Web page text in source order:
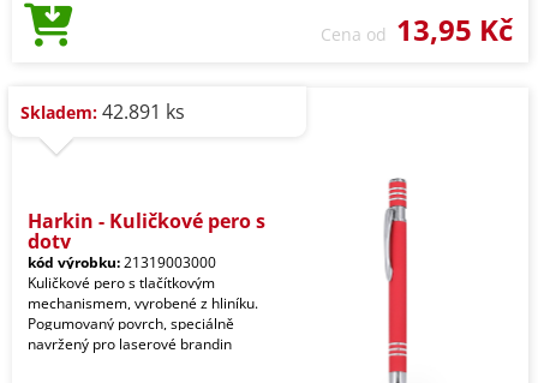
Cena od 13,95 Kč
Skladem: 42.891 ks
Harkin - Kuličkové pero s
doty
kód výrobku:21319003000
Kuličkové pero s tlačítkovým
mechanismem, vyrobené z hliníku.
Pogumovaný povrch, speciálně
navržený pro laserové brandin